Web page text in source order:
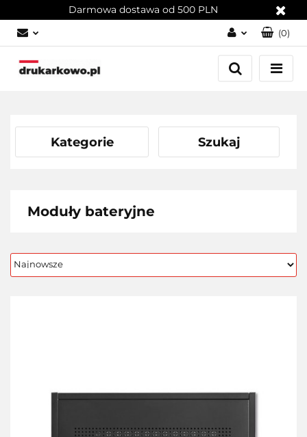
Darmowa dostawa od 500 PLN
Zaloguj się
Załóż konto
(0)
Kategorie Szukaj
Moduły bateryjne